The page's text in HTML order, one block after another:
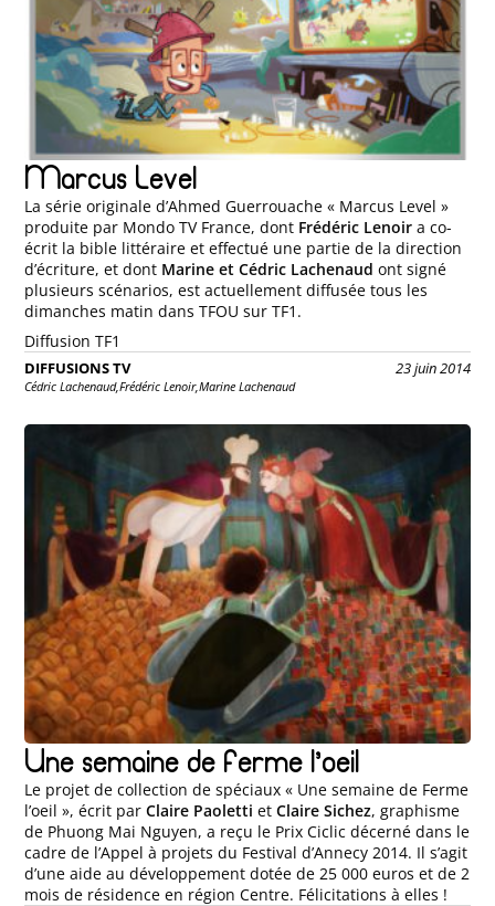
Marcus Level
La série originale d’Ahmed Guerrouache « Marcus Level »
produite par Mondo TV France, dont Frédéric Lenoir a co-
écrit la bible littéraire et effectué une partie de la direction
d’écriture, et dont Marine et Cédric Lachenaud ont signé
plusieurs scénarios, est actuellement diffusée tous les
dimanches matin dans TFOU sur TF1.
Diffusion TF1
DIFFUSIONS TV 23 juin 2014
Cédric Lachenaud,Frédéric Lenoir,Marine Lachenaud
Une semaine de ferme l’oeil
Le projet de collection de spéciaux « Une semaine de Ferme
l’oeil », écrit parClaire Paoletti etClaire Sichez, graphisme
de Phuong Mai Nguyen, a reçu le Prix Ciclic décerné dans le
cadre de l’Appel à projets du Festival d’Annecy 2014. Il s’agit
d’une aide au développement dotée de 25 000 euros et de 2
mois de résidence en région Centre. Félicitations à elles !